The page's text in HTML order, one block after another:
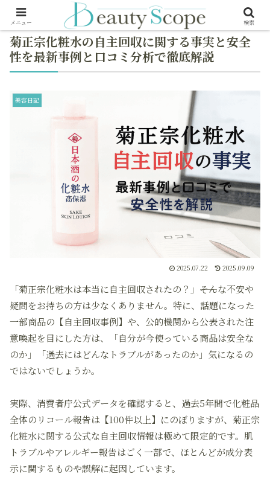
菊正宗化粧水の自主回収に関する事実と安全
性を最新事例と口コミ分析で徹底解説
美容日記
2025.07.22 2025.09.09
「菊正宗化粧水は本当に自主回収されたの？」――そんな不安や
疑問をお持ちの方は少なくありません。特に、話題になった
一部商品の【自主回収事例】や、公的機関から公表された注
意喚起を目にした方は、「自分が今使っている商品は安全な
のか」「過去にはどんなトラブルがあったのか」気になるの
ではないでしょうか。
実際、消費者庁公式データを確認すると、過去5年間で化粧品
全体のリコール報告は【100件以上】にのぼりますが、菊正宗
化粧水に関する公式な自主回収情報は極めて限定的です。肌
トラブルやアレルギー報告はごく一部で、ほとんどが成分表
示に関するものや誤解に起因しています。
メニュー 検索